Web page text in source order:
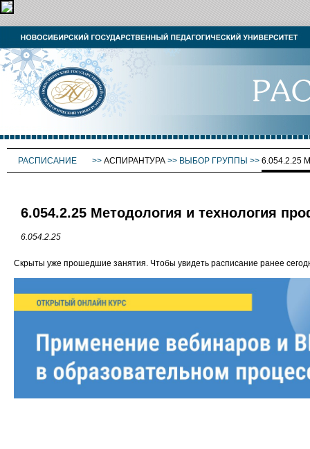
РАСПИСАНИЕ >> АСПИРАНТУРА >> ВЫБОР ГРУППЫ >>
6.054.2.25 Методология и технология
6.054.2.25
Скрыты уже прошедшие занятия. Чтобы увидеть расписание ранее